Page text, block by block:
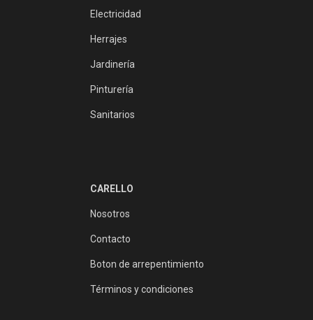
Electricidad
Herrajes
Jardinería
Pinturería
Sanitarios
CARELLO
Nosotros
Contacto
Boton de arrepentimiento
Términos y condiciones